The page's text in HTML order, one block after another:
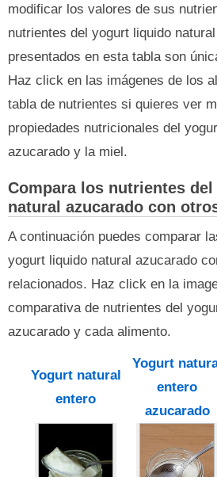
modificar los valores de sus
nutrientes del yogurt liquido
presentados en esta tabla son
Haz click en las imágenes de los
tabla de nutrientes si quieres ver
propiedades nutricionales del
azucarado y la miel.
Compara los nutrientes
natural azucarado con
A continuación puedes comparar
yogurt liquido natural azucarado
relacionados. Haz click en la
comparativa de nutrientes del
azucarado y cada alimento.
Yogurt natural
entero
Yogurt
entero
azucarado